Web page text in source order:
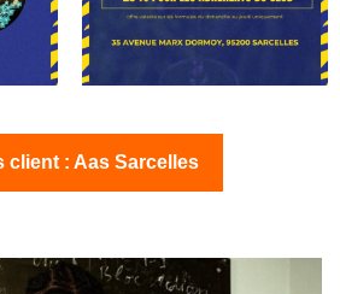
client : Aas Sarcelles